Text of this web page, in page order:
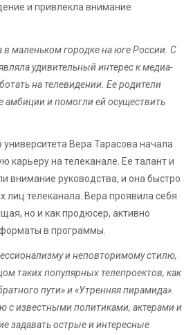
и привлекла внимание
в маленьком городке на юге России. С
удивительный интерес к медиа-
на телевидении. Ее родители
амбиции и помогли ей осуществить
университета Вера Тарасова начала
карьеру на телеканале. Ее талант и
внимание руководства, и она быстро
лиц телеканала. Вера проявила себя
но и как продюсер, активно
в программы.
и неповторимому стилю,
таких популярных телепроектов, как
пути» и «Утренняя пирамида».
с известными политиками, актерами и
задавать острые и интересные